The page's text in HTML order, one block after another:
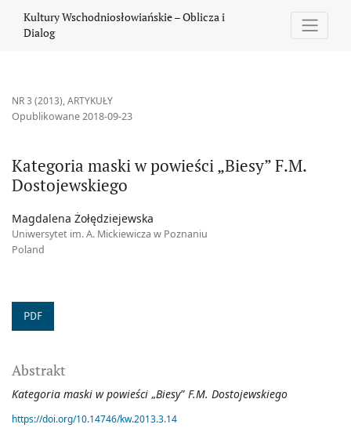
Kultury Wschodniosłowiańskie – Oblicza i
Dialog
NR 3 (2013),ARTYKUŁY
Kategoria maski w powieści „Biesy” F.M.
Dostojewskiego
Opublikowane 2018-09-23
Magdalena Żołędziejewska
Uniwersytet im. A. Mickiewicza w Poznaniu
Poland
PDF
Abstrakt
Kategoria maski w powieści „Biesy” F.M. Dostojewskiego
https://doi.org/10.14746/kw.2013.3.14